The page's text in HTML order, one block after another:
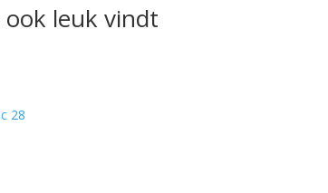
ook leuk vindt